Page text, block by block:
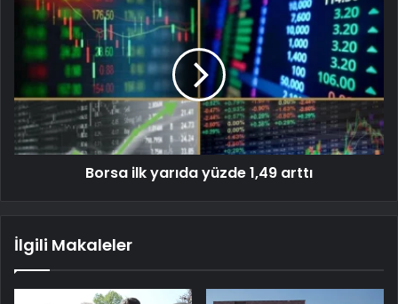
Borsa ilk yarıda yüzde 1,49 arttı
İlgili Makaleler